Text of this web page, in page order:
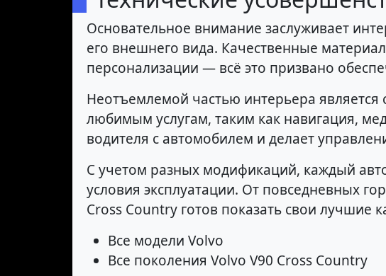
Основательное внимание заслуживает
его внешнего вида. Качественные
персонализации — всё это призвано
Неотъемлемой частью интерьера
любимым услугам, таким как навигация,
водителя с автомобилем и делает
С учетом разных модификаций, каждый
условия эксплуатации. От повседневных
Cross Country готов показать свои лучшие
Все модели Volvo
Все поколения Volvo V90 Cross Country